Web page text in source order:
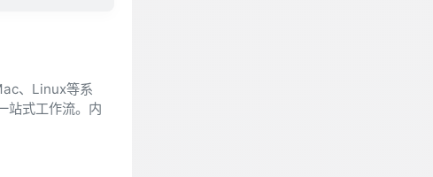
、Linux等系
站式工作流。内